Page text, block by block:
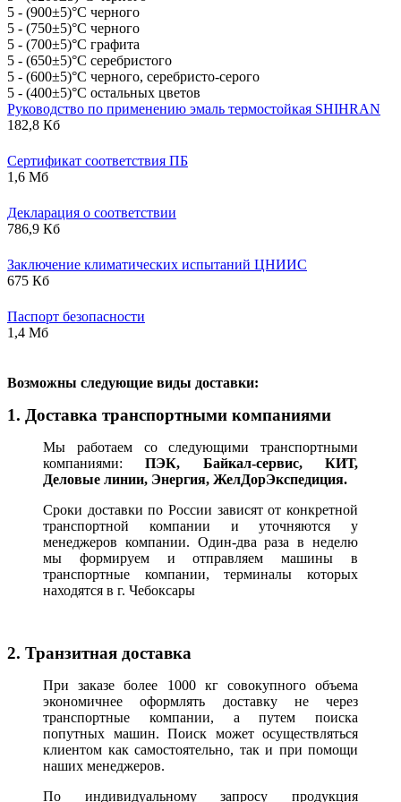
5 - (900±5)°С черного
5 - (750±5)°С черного
5 - (700±5)°С графита
5 - (650±5)°С серебристого
5 - (600±5)°С черного, серебристо-серого
5 - (400±5)°С остальных цветов
Руководство по применению эмаль термостойкая SHIHRAN
182,8 Кб
Сертификат соответствия ПБ
1,6 Мб
Декларация о соответствии
786,9 Кб
Заключение климатических испытаний ЦНИИС
675 Кб
Паспорт безопасности
1,4 Мб
Возможны следующие виды доставки:
1. Доставка транспортными компаниями
Мы работаем со следующими транспортными
компаниями:ПЭК, Байкал-сервис, КИТ,
Деловые линии, Энергия, ЖелДорЭкспедиция.
Сроки доставки по России зависят от конкретной
транспортной компании и уточняются у
менеджеров компании. Один-два раза в неделю
мы формируем и отправляем машины в
транспортные компании, терминалы которых
находятся в г. Чебоксары
2. Транзитная доставка
При заказе более 1000 кг совокупного объема
экономичнее оформлять доставку не через
транспортные компании, а путем поиска
попутных машин. Поиск может осуществляться
клиентом как самостоятельно, так и при помощи
наших менеджеров.
По индивидуальному запросу продукция